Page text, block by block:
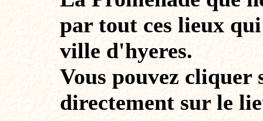
par tout ces lieux
ville d'hyeres.
Vous pouvez
directement sur le